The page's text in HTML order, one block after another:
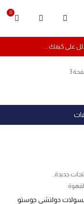
0
على كيفك ..
3
جديدة,
دولتشي جوستو